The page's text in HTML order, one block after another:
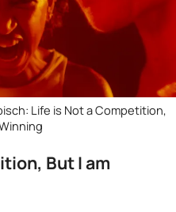
Life is Not a Competition,
But I am